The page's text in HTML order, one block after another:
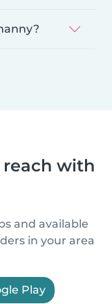
reach with
and available
in your area
Play